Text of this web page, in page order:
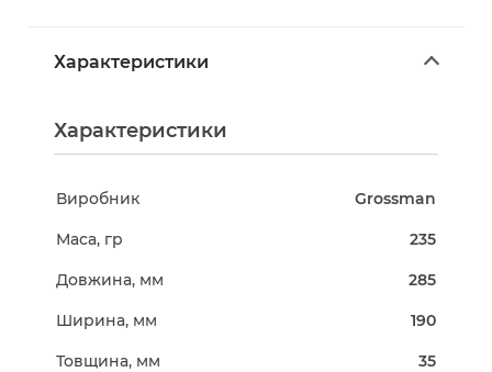
Характеристики
Характеристики
Виробник Grossman
Маса, гр 235
Довжина, мм 285
Ширина, мм 190
Товщина, мм 35